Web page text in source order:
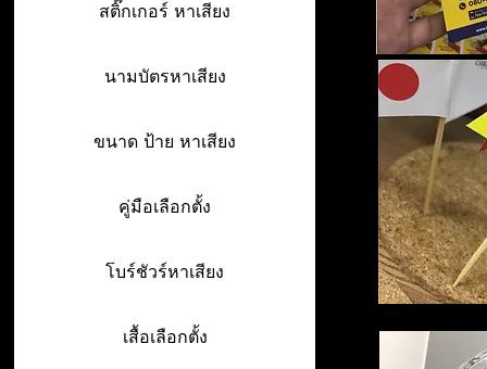
สติ๊กเกอร์ หาเสียง
นามบัตรหาเสียง
ขนาด ป้าย หาเสียง
คู่มือเลือกตั้ง
โบร์ชัวร์หาเสียง
เสื้อเลือกตั้ง